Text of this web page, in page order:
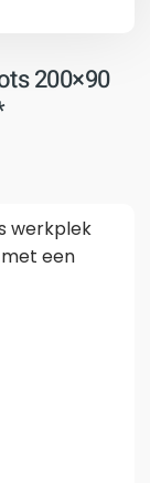
200×90
werkplek
een